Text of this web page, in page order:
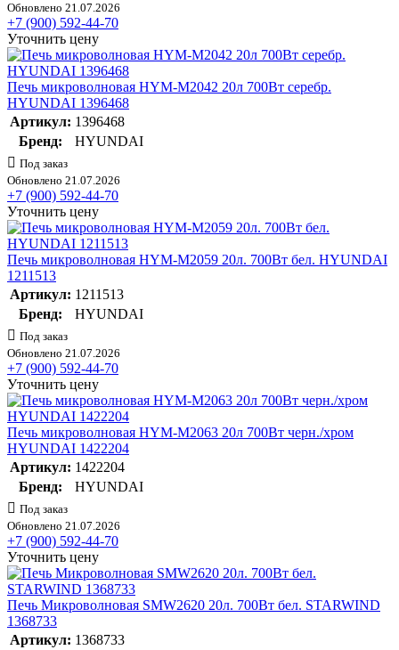
Обновлено 21.07.2026
+7 (900) 592-44-70
Уточнить цену
Печь микроволновая HYM-M2042 20л 700Вт серебр.
HYUNDAI 1396468
Артикул: 1396468
Бренд:
HYUNDAI
Под заказ
Обновлено 21.07.2026
+7 (900) 592-44-70
Уточнить цену
Печь микроволновая HYM-M2059 20л. 700Вт бел. HYUNDAI
1211513
Артикул: 1211513
Бренд:
HYUNDAI
Под заказ
Обновлено 21.07.2026
+7 (900) 592-44-70
Уточнить цену
Печь микроволновая HYM-M2063 20л 700Вт черн./хром
HYUNDAI 1422204
Артикул: 1422204
Бренд:
HYUNDAI
Под заказ
Обновлено 21.07.2026
+7 (900) 592-44-70
Уточнить цену
Печь Микроволновая SMW2620 20л. 700Вт бел. STARWIND
1368733
Артикул: 1368733